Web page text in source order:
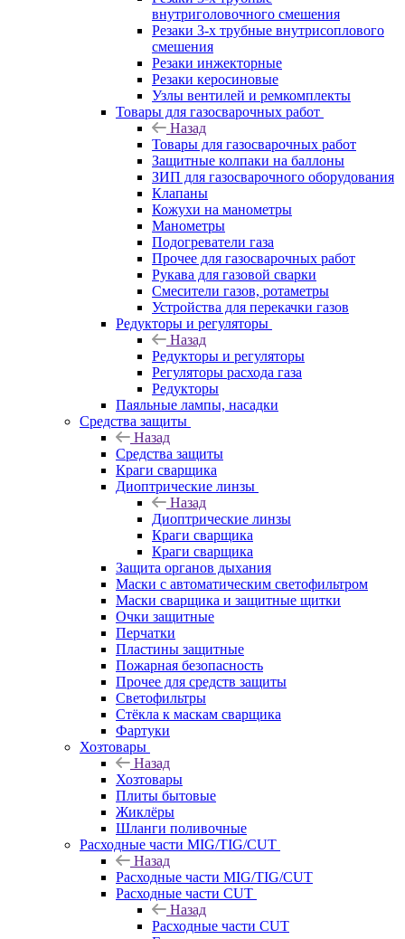
внутриголовочного смешения
Резаки 3-х трубные внутрисоплового
смешения
Резаки инжекторные
Резаки керосиновые
Узлы вентилей и ремкомплекты
Товары для газосварочных работ
Назад
Товары для газосварочных работ
Защитные колпаки на баллоны
ЗИП для газосварочного оборудования
Клапаны
Кожухи на манометры
Манометры
Подогреватели газа
Прочее для газосварочных работ
Рукава для газовой сварки
Смесители газов, ротаметры
Устройства для перекачки газов
Редукторы и регуляторы
Назад
Редукторы и регуляторы
Регуляторы расхода газа
Редукторы
Паяльные лампы, насадки
Средства защиты
Назад
Средства защиты
Краги сварщика
Диоптрические линзы
Назад
Диоптрические линзы
Краги сварщика
Краги сварщика
Защита органов дыхания
Маски с автоматическим светофильтром
Маски сварщика и защитные щитки
Очки защитные
Перчатки
Пластины защитные
Пожарная безопасность
Прочее для средств защиты
Светофильтры
Стёкла к маскам сварщика
Фартуки
Хозтовары
Назад
Хозтовары
Плиты бытовые
Жиклёры
Шланги поливочные
Расходные части MIG/TIG/CUT
Назад
Расходные части MIG/TIG/CUT
Расходные части CUT
Назад
Расходные части CUT